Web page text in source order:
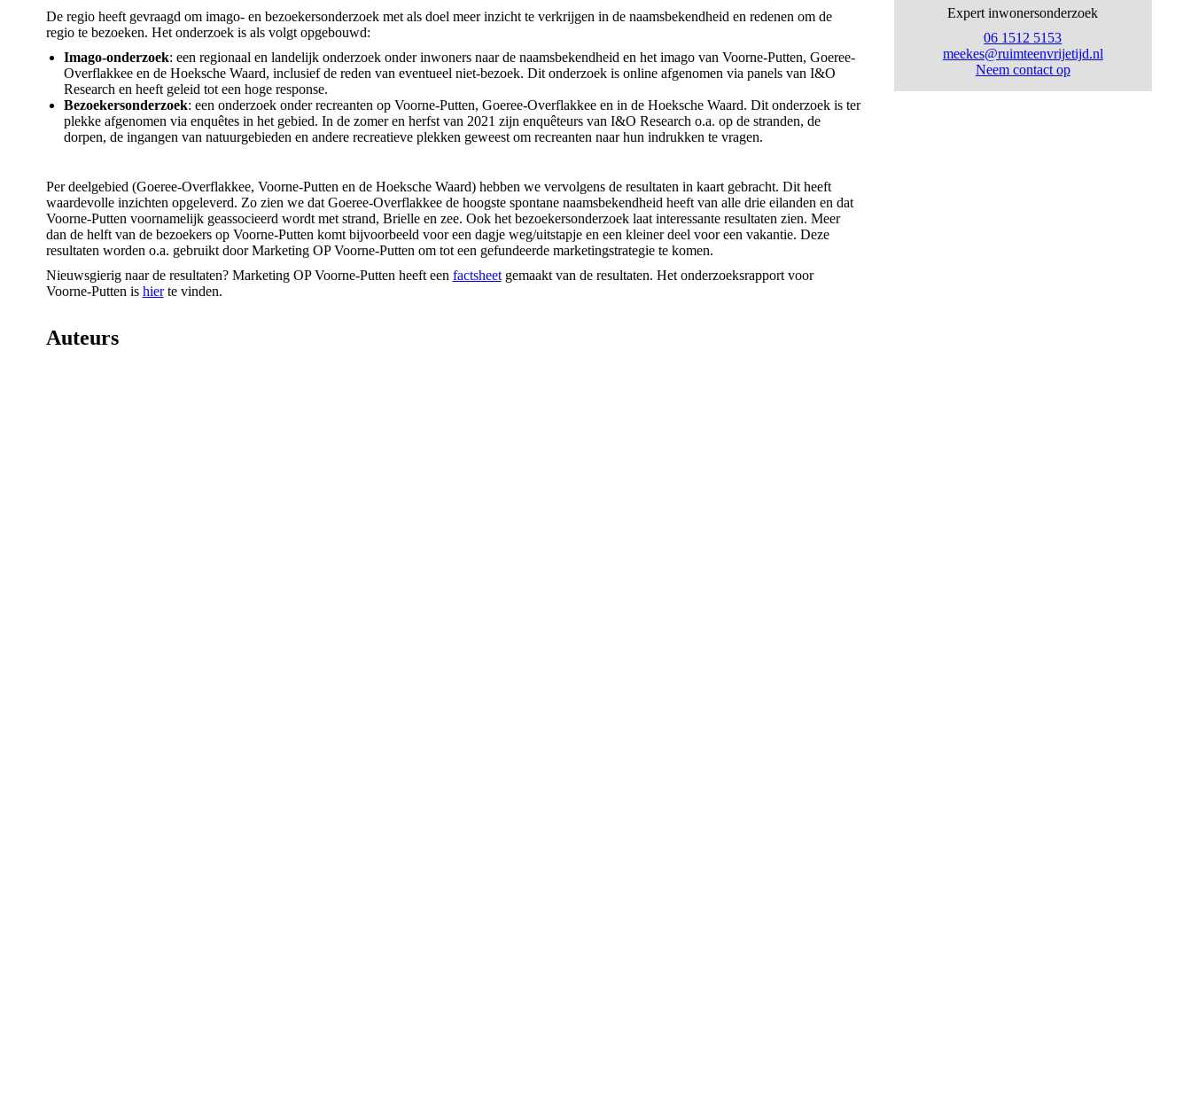
De regio heeft gevraagd om imago- en bezoekersonderzoek met als doel meer inzicht te verkrijgen in de naamsbekendheid en redenen om de
regio te bezoeken. Het onderzoek is als volgt opgebouwd:
Imago-onderzoek: een regionaal en landelijk onderzoek onder inwoners naar de naamsbekendheid en het imago van Voorne-Putten, Goeree-
Overflakkee en de Hoeksche Waard, inclusief de reden van eventueel niet-bezoek. Dit onderzoek is online afgenomen via panels van I&O
Research en heeft geleid tot een hoge response.
Bezoekersonderzoek: een onderzoek onder recreanten op Voorne-Putten, Goeree-Overflakkee en in de Hoeksche Waard. Dit onderzoek is ter
plekke afgenomen via enquêtes in het gebied. In de zomer en herfst van 2021 zijn enquêteurs van I&O Research o.a. op de stranden, de
dorpen, de ingangen van natuurgebieden en andere recreatieve plekken geweest om recreanten naar hun indrukken te vragen.
Per deelgebied (Goeree-Overflakkee, Voorne-Putten en de Hoeksche Waard) hebben we vervolgens de resultaten in kaart gebracht. Dit heeft
waardevolle inzichten opgeleverd. Zo zien we dat Goeree-Overflakkee de hoogste spontane naamsbekendheid heeft van alle drie eilanden en dat
Voorne-Putten voornamelijk geassocieerd wordt met strand, Brielle en zee. Ook het bezoekersonderzoek laat interessante resultaten zien. Meer
dan de helft van de bezoekers op Voorne-Putten komt bijvoorbeeld voor een dagje weg/uitstapje en een kleiner deel voor een vakantie. Deze
resultaten worden o.a. gebruikt door Marketing OP Voorne-Putten om tot een gefundeerde marketingstrategie te komen.
Nieuwsgierig naar de resultaten? Marketing OP Voorne-Putten heeft een factsheetgemaakt van de resultaten. Het onderzoeksrapport voor
Voorne-Putten is hierte vinden.
Expert inwonersonderzoek
06 1512 5153
meekes@ruimteenvrijetijd.nl
Neem contact op
Auteurs